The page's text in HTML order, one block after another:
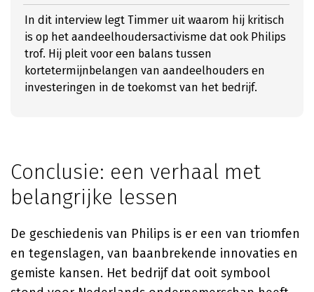
In dit interview legt Timmer uit waarom hij kritisch
is op het aandeelhoudersactivisme dat ook Philips
trof. Hij pleit voor een balans tussen
kortetermijnbelangen van aandeelhouders en
investeringen in de toekomst van het bedrijf.
Conclusie: een verhaal met
belangrijke lessen
De geschiedenis van Philips is er een van triomfen
en tegenslagen, van baanbrekende innovaties en
gemiste kansen. Het bedrijf dat ooit symbool